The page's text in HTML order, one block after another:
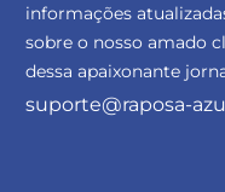
informações
sobre o nosso amado
dessa apaixonante
suporte@raposa-